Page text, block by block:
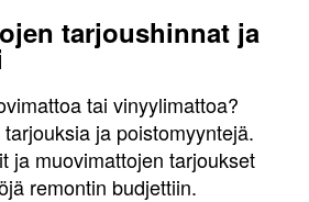
tarjoushinnat ja
tai vinyylimattoa?
ja poistomyyntejä.
ja muovimattojen tarjoukset
remontin budjettiin.